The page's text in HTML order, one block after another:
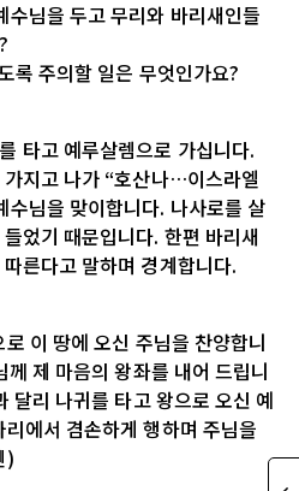
님을 두고 무리와 바리새인들
록 주의할 일은 무엇인가요?
타고 예루살렘으로 가십니다.
지고 나가 “호산나…이스라엘
님을 맞이합니다. 나사로를 살
었기 때문입니다. 한편 바리새
른다고 말하며 경계합니다.
이 땅에 오신 주님을 찬양합니
제 마음의 왕좌를 내어 드립니
달리 나귀를 타고 왕으로 오신 예
에서 겸손하게 행하며 주님을
)